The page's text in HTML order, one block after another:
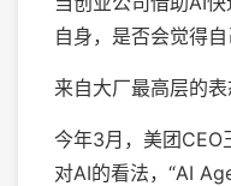
自身，是否会觉得自
来自大厂最高层的表
今年3月，美团CEO
对AI的看法，“AI